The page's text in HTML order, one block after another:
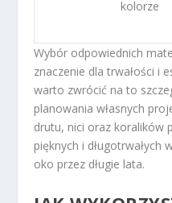
kolorze
Wybór odpowiednich
znaczenie dla trwałości i
warto zwrócić na to
planowania własnych
drutu, nici oraz koralików
pięknych i długotrwałych
oko przez długie lata.